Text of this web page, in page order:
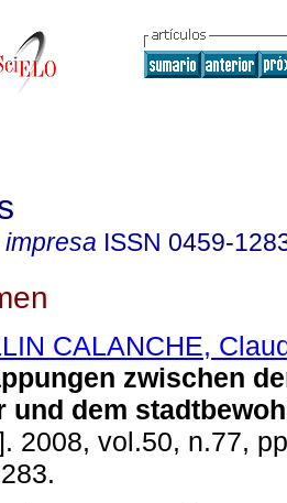
ISSN 0459-
CALANCHE,
zwischen
und dem
2008, vol.50, n.77,